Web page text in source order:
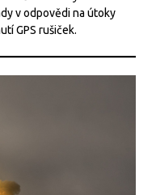
v odpovědi na útoky
GPS rušiček.